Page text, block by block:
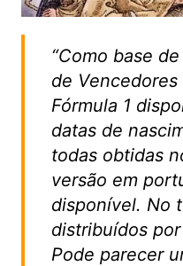
“Como base
de
Fórmula 1
datas de
todas obtidas
versão em
disponível. No
distribuídos
Pode parecer